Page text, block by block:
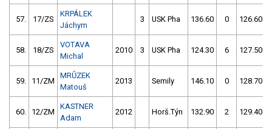
57. 17/ZS
KRPÁLEK
Jáchym
3 USK Pha 136.60 0 126.60
58. 18/ZS
VOTAVA
Michal
2010 3 USK Pha 124.30 6 127.50
59. 11/ZM
MRŮZEK
Matouš
2013 Semily 146.10 0 128.70
60. 12/ZM
KASTNER
Adam
2012 Horš.Týn 132.90 2 129.40